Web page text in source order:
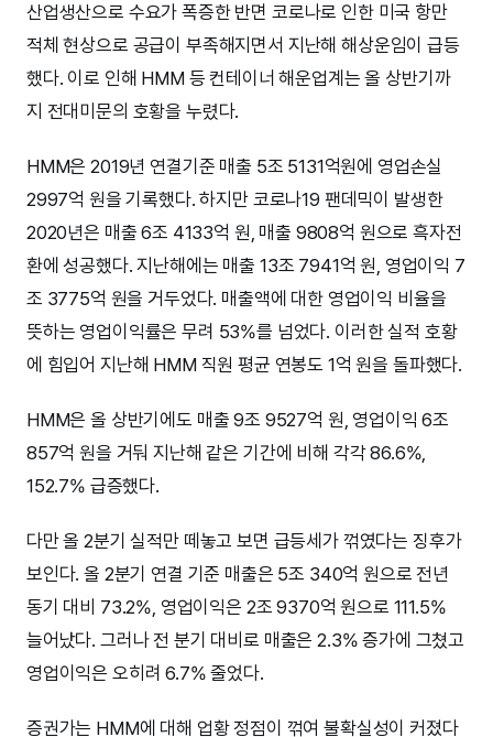
산업생산으로 수요가 폭증한 반면 코로나로 인한 미국 항만
적체 현상으로 공급이 부족해지면서 지난해 해상운임이 급등
했다. 이로 인해 HMM 등 컨테이너 해운업계는 올 상반기까
지 전대미문의 호황을 누렸다.
HMM은 2019년 연결기준 매출 5조 5131억원에 영업손실
2997억 원을 기록했다. 하지만 코로나19 팬데믹이 발생한
2020년은 매출 6조 4133억 원, 매출 9808억 원으로 흑자전
환에 성공했다. 지난해에는 매출 13조 7941억 원, 영업이익 7
조 3775억 원을 거두었다. 매출액에 대한 영업이익 비율을
뜻하는 영업이익률은 무려 53%를 넘었다. 이러한 실적 호황
에 힘입어 지난해 HMM 직원 평균 연봉도 1억 원을 돌파했다.
HMM은 올 상반기에도 매출 9조 9527억 원, 영업이익 6조
857억 원을 거둬 지난해 같은 기간에 비해 각각 86.6%,
152.7% 급증했다.
다만 올 2분기 실적만 떼놓고 보면 급등세가 꺾였다는 징후가
보인다. 올 2분기 연결 기준 매출은 5조 340억 원으로 전년
동기 대비 73.2%, 영업이익은 2조 9370억 원으로 111.5%
늘어났다. 그러나 전 분기 대비로 매출은 2.3% 증가에 그쳤고
영업이익은 오히려 6.7% 줄었다.
증권가는 HMM에 대해 업황 정점이 꺾여 불확실성이 커졌다